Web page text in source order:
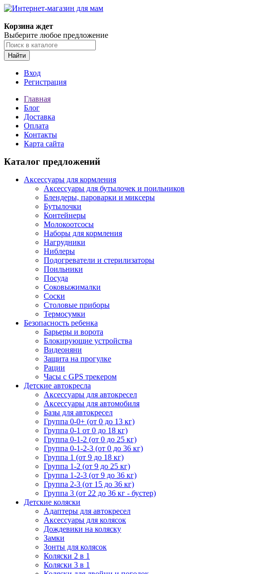
Корзина ждет
Выберите любое предложение
Найти
Вход
Регистрация
Главная
Блог
Доставка
Оплата
Контакты
Карта сайта
Каталог предложений
Аксессуары для кормления
Аксессуары для бутылочек и поильников
Блендеры, пароварки и миксеры
Бутылочки
Контейнеры
Молокоотсосы
Наборы для кормления
Нагрудники
Ниблеры
Подогреватели и стерилизаторы
Поильники
Посуда
Соковыжималки
Соски
Столовые приборы
Термосумки
Безопасность ребенка
Барьеры и ворота
Блокирующие устройства
Видеоняни
Защита на прогулке
Рации
Часы с GPS трекером
Детские автокресла
Аксессуары для автокресел
Аксессуары для автомобиля
Базы для автокресел
Группа 0-0+ (от 0 до 13 кг)
Группа 0-1 от 0 до 18 кг)
Группа 0-1-2 (от 0 до 25 кг)
Группа 0-1-2-3 (от 0 до 36 кг)
Группа 1 (от 9 до 18 кг)
Группа 1-2 (от 9 до 25 кг)
Группа 1-2-3 (от 9 до 36 кг)
Группа 2-3 (от 15 до 36 кг)
Группа 3 (от 22 до 36 кг - бустер)
Детские коляски
Адаптеры для автокресел
Аксессуары для колясок
Дождевики на коляску
Замки
Зонты для колясок
Коляски 2 в 1
Коляски 3 в 1